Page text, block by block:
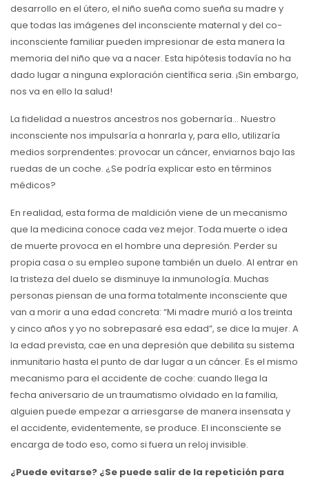
desarrollo en el útero, el niño sueña como sueña su madre y
que todas las imágenes del inconsciente maternal y del co-
inconsciente familiar pueden impresionar de esta manera la
memoria del niño que va a nacer. Esta hipótesis todavía no ha
dado lugar a ninguna exploración científica seria. ¡Sin embargo,
nos va en ello la salud!
La fidelidad a nuestros ancestros nos gobernaría… Nuestro
inconsciente nos impulsaría a honrarla y, para ello, utilizaría
medios sorprendentes: provocar un cáncer, enviarnos bajo las
ruedas de un coche. ¿Se podría explicar esto en términos
médicos?
En realidad, esta forma de maldición viene de un mecanismo
que la medicina conoce cada vez mejor. Toda muerte o idea
de muerte provoca en el hombre una depresión. Perder su
propia casa o su empleo supone también un duelo. Al entrar en
la tristeza del duelo se disminuye la inmunología. Muchas
personas piensan de una forma totalmente inconsciente que
van a morir a una edad concreta: “Mi madre murió a los treinta
y cinco años y yo no sobrepasaré esa edad”, se dice la mujer. A
la edad prevista, cae en una depresión que debilita su sistema
inmunitario hasta el punto de dar lugar a un cáncer. Es el mismo
mecanismo para el accidente de coche: cuando llega la
fecha aniversario de un traumatismo olvidado en la familia,
alguien puede empezar a arriesgarse de manera insensata y
el accidente, evidentemente, se produce. El inconsciente se
encarga de todo eso, como si fuera un reloj invisible.
¿Puede evitarse? ¿Se puede salir de la repetición para